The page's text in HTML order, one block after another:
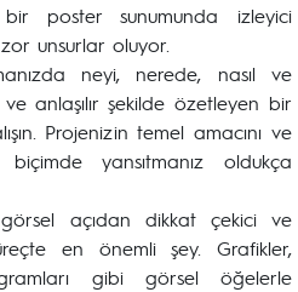
poster sunumunda izleyici
unsurlar oluyor.
neyi, nerede, nasıl ve
ve anlaşılır şekilde özetleyen bir
Projenizin temel amacını ve
biçimde yansıtmanız oldukça
açıdan dikkat çekici ve
en önemli şey. Grafikler,
gibi görsel öğelerle